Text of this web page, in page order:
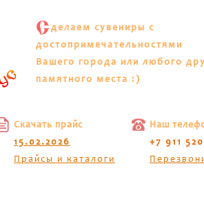
С делаем сувениры с
достопримечательностями
Вашего города или любого
памятного места :)
Скачать прайс
15.02.2026
Прайсы и каталоги
Наш
+7 911